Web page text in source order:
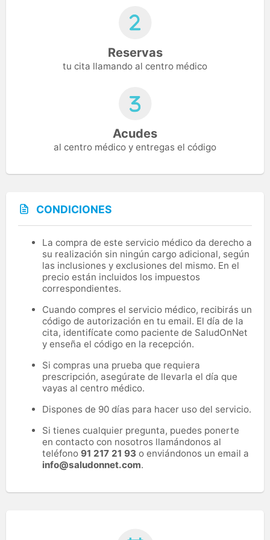
Reservas
tu cita llamando al centro médico
Acudes
al centro médico y entregas el código
CONDICIONES
La compra de este servicio médico da derecho a
su realización sin ningún cargo adicional, según
las inclusiones y exclusiones del mismo. En el
precio están incluidos los impuestos
correspondientes.
Cuando compres el servicio médico, recibirás un
código de autorización en tu email. El día de la
cita, identifícate como paciente de SaludOnNet
y enseña el código en la recepción.
Si compras una prueba que requiera
prescripción, asegúrate de llevarla el día que
vayas al centro médico.
Dispones de 90 días para hacer uso del servicio.
Si tienes cualquier pregunta, puedes ponerte
en contacto con nosotros llamándonos al
teléfono 91 217 21 93 o enviándonos un email a
info@saludonnet.com.